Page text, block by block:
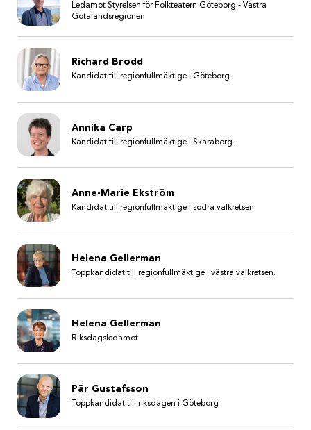
Ledamot Styrelsen för Folkteatern Göteborg - Västra
Götalandsregionen
Richard Brodd
Kandidat till regionfullmäktige i Göteborg.
Annika Carp
Kandidat till regionfullmäktige i Skaraborg.
Anne-Marie Ekström
Kandidat till regionfullmäktige i södra valkretsen.
Helena Gellerman
Toppkandidat till regionfullmäktige i västra valkretsen.
Helena Gellerman
Riksdagsledamot
Pär Gustafsson
Toppkandidat till riksdagen i Göteborg